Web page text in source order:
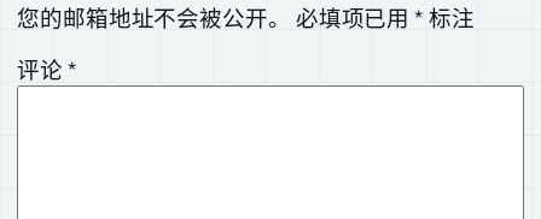
您的邮箱地址不会被公开。
必填项已用*标注
评论*